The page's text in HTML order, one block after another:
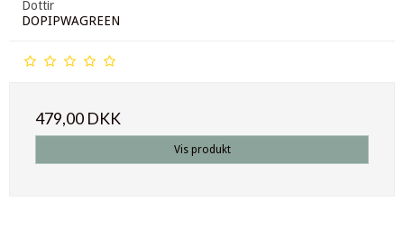
Dottir
DOPIPWAGREEN
479,00 DKK
Vis produkt